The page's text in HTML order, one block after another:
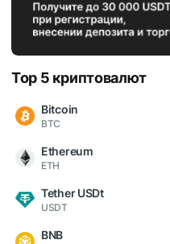
Top 5 криптовалют
Bitcoin
BTC
Ethereum
ETH
Tether USDt
USDT
BNB